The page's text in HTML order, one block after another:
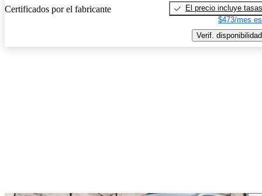
Certificados por el fabricante
El precio incluye tasas
$473/mes
Verif. disponibilidad